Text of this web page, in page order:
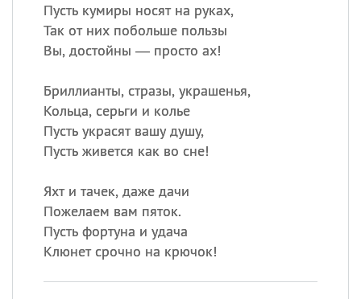
Пусть кумиры носят на руках,
Так от них побольше пользы
Вы, достойны — просто ах!
Бриллианты, стразы, украшенья,
Кольца, серьги и колье
Пусть украсят вашу душу,
Пусть живется как во сне!
Яхт и тачек, даже дачи
Пожелаем вам пяток.
Пусть фортуна и удача
Клюнет срочно на крючок!